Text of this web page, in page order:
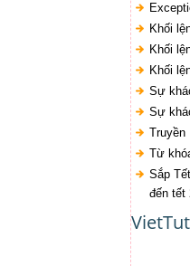
Khối
Khối
Khối
Sự
Sự
Truyền
Từ
Sắp
đến tết